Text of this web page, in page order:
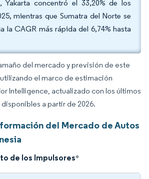
Yakarta concentró el 33,20% de los
mientras que Sumatra del Norte se
la CAGR más rápida del 6,74% hasta
del mercado y previsión de este
el marco de estimación
Intelligence, actualizado con los últimos
a partir de 2026.
del Mercado de Autos
de los Impulsores*